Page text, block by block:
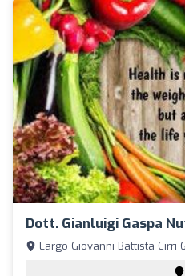
Dott. Gianluigi Gaspa
Largo Giovanni Battista Cirri